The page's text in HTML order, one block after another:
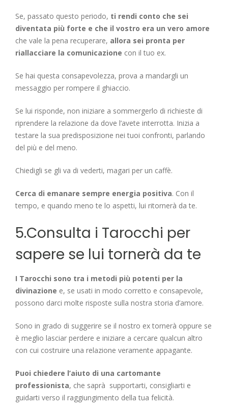
Se, passato questo periodo, ti rendi conto che sei
diventata più forte e che il vostro era un vero amore
che vale la pena recuperare, allora sei pronta per
riallacciare la comunicazione con il tuo ex.
Se hai questa consapevolezza, prova a mandargli un
messaggio per rompere il ghiaccio.
Se lui risponde, non iniziare a sommergerlo di richieste di
riprendere la relazione da dove l’avete interrotta. Inizia a
testare la sua predisposizione nei tuoi confronti, parlando
del più e del meno.
Chiedigli se gli va di vederti, magari per un caffè.
Cerca di emanare sempre energia positiva. Con il
tempo, e quando meno te lo aspetti, lui ritornerà da te.
5.Consulta i Tarocchi per
sapere se lui tornerà da te
I Tarocchi sono tra i metodi più potenti per la
divinazione e, se usati in modo corretto e consapevole,
possono darci molte risposte sulla nostra storia d’amore.
Sono in grado di suggerire se il nostro ex tornerà oppure se
è meglio lasciar perdere e iniziare a cercare qualcun altro
con cui costruire una relazione veramente appagante.
Puoi chiedere l’aiuto di una cartomante
professionista, che saprà supportarti, consigliarti e
guidarti verso il raggiungimento della tua felicità.